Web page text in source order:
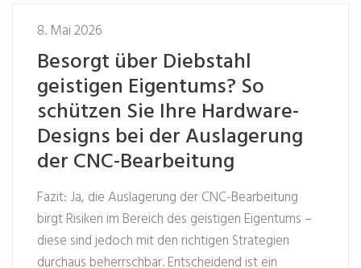
8. Mai 2026
Besorgt über Diebstahl
geistigen Eigentums? So
schützen Sie Ihre Hardware-
Designs bei der Auslagerung
der CNC-Bearbeitung
Fazit: Ja, die Auslagerung der CNC-Bearbeitung
birgt Risiken im Bereich des geistigen Eigentums –
diese sind jedoch mit den richtigen Strategien
durchaus beherrschbar. Entscheidend ist ein